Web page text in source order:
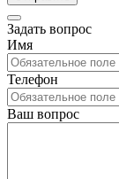
Задать вопрос
Имя
Телефон
Ваш вопрос